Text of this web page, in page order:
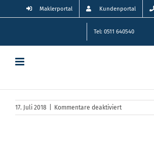
Inhalt
Maklerportal Kundenportal
Tel: 0511 640540
17. Juli 2018 Kommentare deaktiviertfür
hotdog_day